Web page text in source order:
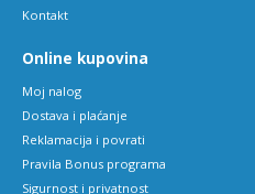
Kontakt
Online kupovina
Moj nalog
Dostava i plaćanje
Reklamacija i povrati
Pravila Bonus programa
Sigurnost i privatnost